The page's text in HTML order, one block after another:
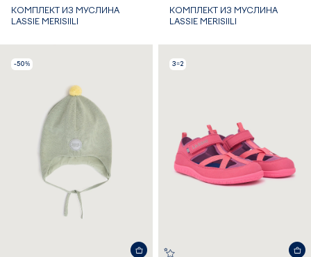
КОМПЛЕКТ ИЗ МУСЛИНА
LASSIE MERISIILI
КОМПЛЕКТ ИЗ МУСЛИНА
LASSIE MERISIILI
-50% 3=2